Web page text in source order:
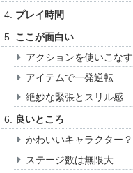
プレイ時間
ここが面白い
アクションを使いこなす
アイテムで一発逆転
絶妙な緊張とスリル感
良いところ
かわいいキャラクター？
ステージ数は無限大